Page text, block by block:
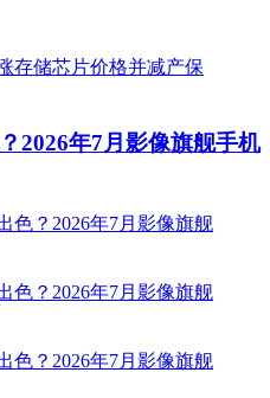
2026年7月影像旗舰手机